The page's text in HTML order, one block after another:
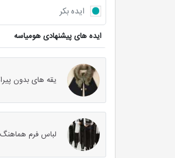
ایده بکر
ایده های پیشنهادی هومیاسه
یقه های بدون
لباس فرم